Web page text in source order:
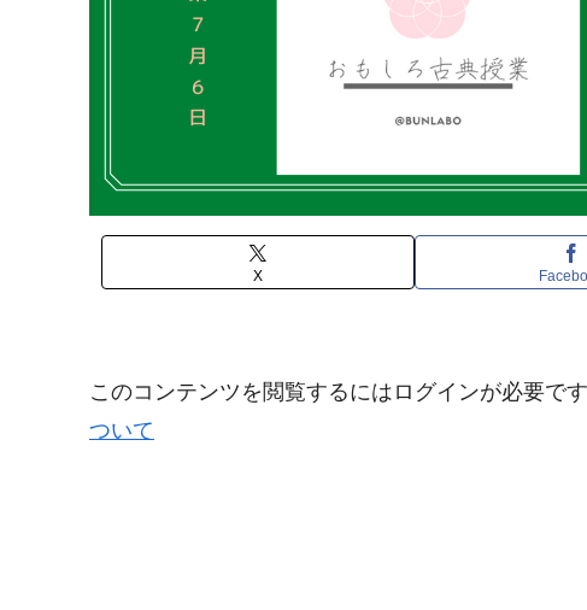
X
このコンテンツを閲覧するにはログインが必要で
ついて